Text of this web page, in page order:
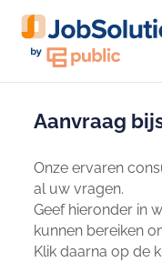
Aanvraag
Onze ervaren
al uw vragen.
Geef hieronder in
kunnen bereiken
Klik daarna op de